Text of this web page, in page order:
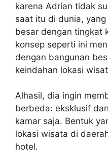
karena Adrian tidak
saat itu di dunia,
besar dengan tingkat
konsep seperti ini
dengan bangunan
keindahan lokasi
Alhasil, dia ingin
berbeda: eksklusif
kamar saja. Bentuk
lokasi wisata di
hotel.